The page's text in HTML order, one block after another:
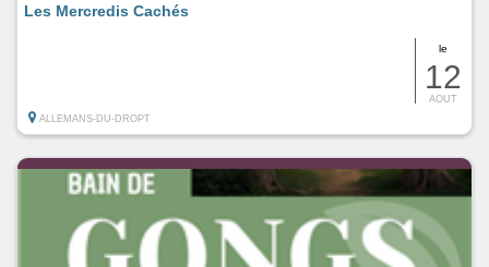
le
12
AOUT
Les Mercredis Cachés
ALLEMANS-DU-DROPT